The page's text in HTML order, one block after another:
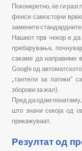
Поконкретно, ќе ги
фенси самостојни
замените
Нашиот прв чекор е
пребарување,
сакаме да направиме
Google од
„тантели за патики“
зборови за жал).
Пред да одам
што значи секоја од
прикажуваат.
Резултат од